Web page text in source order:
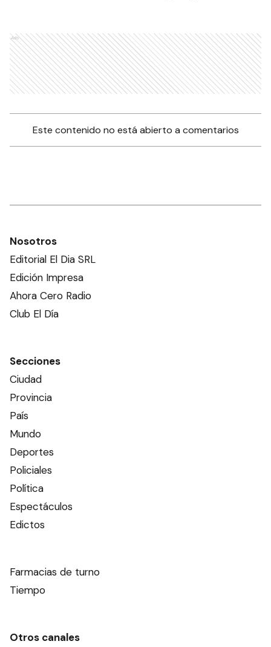
Ads
Este contenido no está abierto a comentarios
Nosotros
Editorial El Dia SRL
Edición Impresa
Ahora Cero Radio
Club El Día
Secciones
Ciudad
Provincia
País
Mundo
Deportes
Policiales
Política
Espectáculos
Edictos
Farmacias de turno
Tiempo
Otros canales